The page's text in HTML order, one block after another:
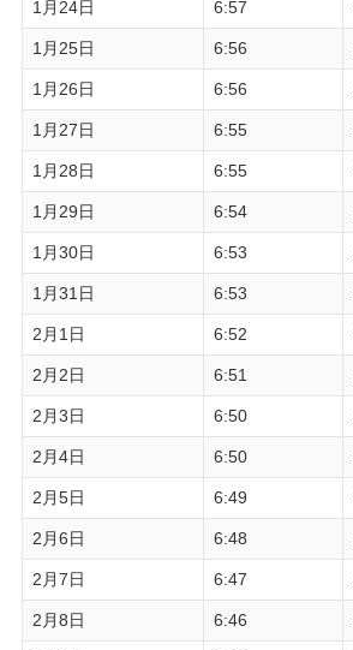
1月24日 6:57
1月25日 6:56
1月26日 6:56
1月27日 6:55
1月28日 6:55
1月29日 6:54
1月30日 6:53
1月31日 6:53
2月1日 6:52
2月2日 6:51
2月3日 6:50
2月4日 6:50
2月5日 6:49
2月6日 6:48
2月7日 6:47
2月8日 6:46